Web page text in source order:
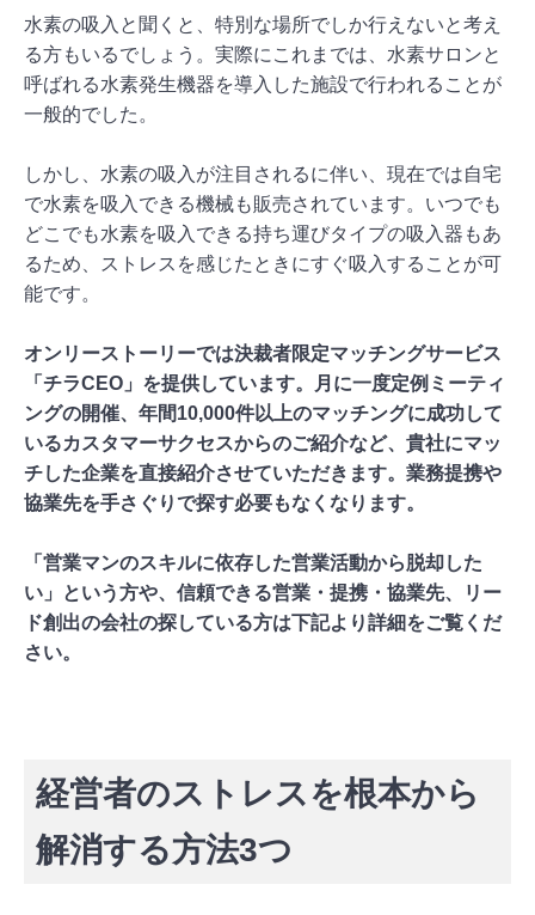
水素の吸入と聞くと、特別な場所でしか行えないと考え
る方もいるでしょう。実際にこれまでは、水素サロンと
呼ばれる水素発生機器を導入した施設で行われることが
一般的でした。
しかし、水素の吸入が注目されるに伴い、現在では自宅
で水素を吸入できる機械も販売されています。いつでも
どこでも水素を吸入できる持ち運びタイプの吸入器もあ
るため、ストレスを感じたときにすぐ吸入することが可
能です。
オンリーストーリーでは決裁者限定マッチングサービス
「チラCEO」を提供しています。月に一度定例ミーティ
ングの開催、年間10,000件以上のマッチングに成功して
いるカスタマーサクセスからのご紹介など、貴社にマッ
チした企業を直接紹介させていただきます。業務提携や
協業先を手さぐりで探す必要もなくなります。
「営業マンのスキルに依存した営業活動から脱却した
い」という方や、信頼できる営業・提携・協業先、リー
ド創出の会社の探している方は下記より詳細をご覧くだ
さい。
経営者のストレスを根本から
解消する方法3つ